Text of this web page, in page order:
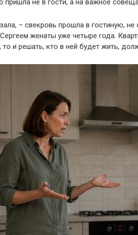
пришла не в гости, а на важное
– свекровь прошла в гостиную,
женаты уже четыре года.
и решать, кто в ней будет жить,